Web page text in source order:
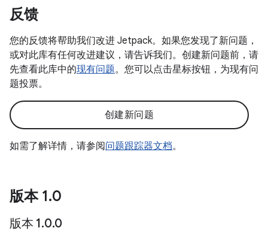
反馈
您的反馈将帮助我们改进 Jetpack。如果您发现了新问题，
或对此库有任何改进建议，请告诉我们。创建新问题前，请
先查看此库中的现有问题。您可以点击星标按钮，为现有问
题投票。
创建新问题
如需了解详情，请参阅问题跟踪器文档。
版本 1.0
版本 1.0.0